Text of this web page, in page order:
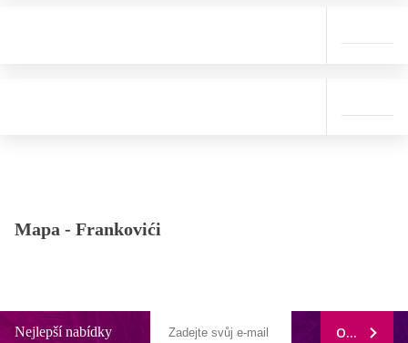
Mapa - Frankovići
Nejlepší nabídky ODEBÍRAT